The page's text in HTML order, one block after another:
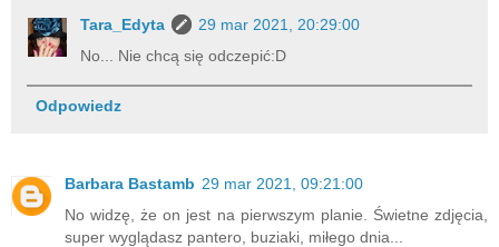
Tara_Edyta
29 mar 2021, 20:29:00
No... Nie chcą się odczepić:D
Odpowiedz
Barbara Bastamb 29 mar 2021, 09:21:00
No widzę, że on jest na pierwszym planie. Świetne zdjęcia,
super wyglądasz pantero, buziaki, miłego dnia...